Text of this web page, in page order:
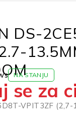
DS-
NA STANJU
se za
VPIT3ZF